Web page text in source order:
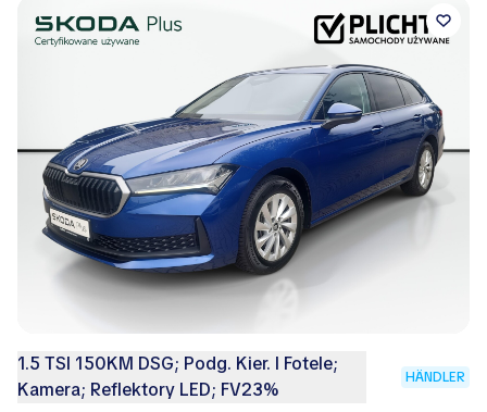
1.5 TSI 150KM DSG; Podg. Kier. I Fotele;
Kamera; Reflektory LED; FV23%
HÄNDLER